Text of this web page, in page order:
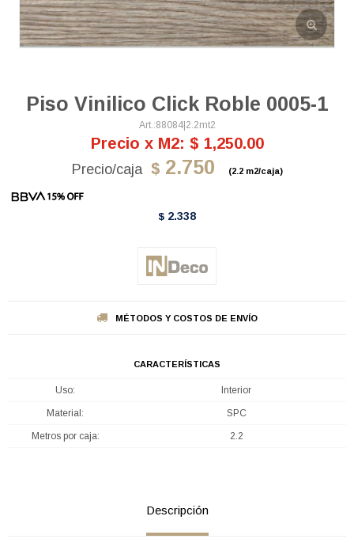
Piso Vinilico Click Roble 0005-1
88084|2.2mt2
Precio x M2: $ 1,250.00
$ 2.750 (2.2 m2/caja)
$ 2.338
MÉTODOS Y COSTOS DE ENVÍO
CARACTERÍSTICAS
Uso Interior
Material SPC
Metros por caja 2.2
Descripción